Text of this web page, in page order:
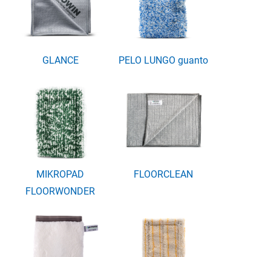
GLANCE PELO LUNGO guanto
MIKROPAD
FLOORWONDER
FLOORCLEAN